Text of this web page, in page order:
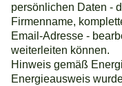
persönlichen Daten -
Firmenname,
Email-Adresse -
weiterleiten können.
Hinweis gemäß
Energieausweis